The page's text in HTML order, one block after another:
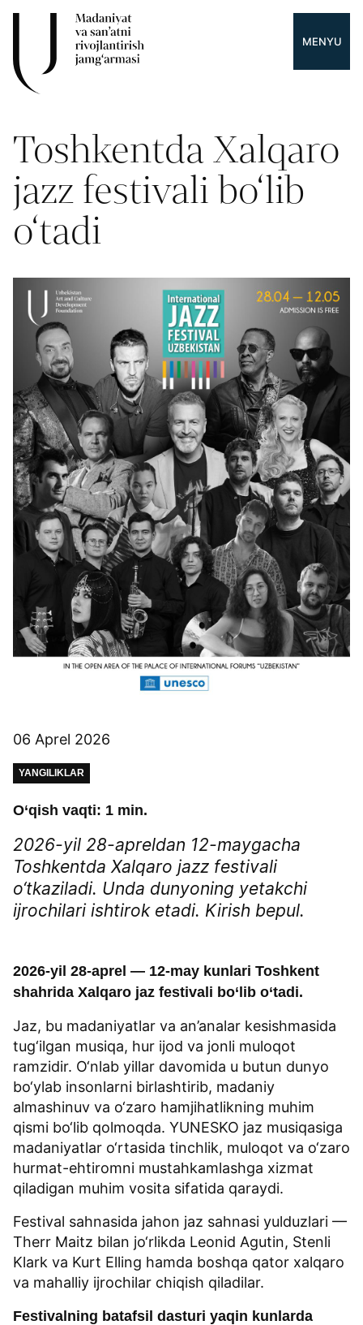
MENYU
Toshkentda Xalqaro
jazz festivali bo‘lib
o‘tadi
06 Aprel 2026
YANGILIKLAR
O‘qish vaqti: 1 min.
2026-yil 28-apreldan 12-maygacha
Toshkentda Xalqaro jazz festivali
o‘tkaziladi. Unda dunyoning yetakchi
ijrochilari ishtirok etadi. Kirish bepul.
2026-yil 28-aprel — 12-may kunlari Toshkent
shahrida Xalqaro jaz festivali bo‘lib o‘tadi.
Jaz, bu madaniyatlar va an’analar kesishmasida
tug‘ilgan musiqa, hur ijod va jonli muloqot
ramzidir. O‘nlab yillar davomida u butun dunyo
bo‘ylab insonlarni birlashtirib, madaniy
almashinuv va o‘zaro hamjihatlikning muhim
qismi bo‘lib qolmoqda. YUNESKO jaz musiqasiga
madaniyatlar o‘rtasida tinchlik, muloqot va o‘zaro
hurmat-ehtiromni mustahkamlashga xizmat
qiladigan muhim vosita sifatida qaraydi.
Festival sahnasida jahon jaz sahnasi yulduzlari —
Therr Maitz bilan jo‘rlikda Leonid Agutin, Stenli
Klark va Kurt Elling hamda boshqa qator xalqaro
va mahalliy ijrochilar chiqish qiladilar.
Festivalning batafsil dasturi yaqin kunlarda